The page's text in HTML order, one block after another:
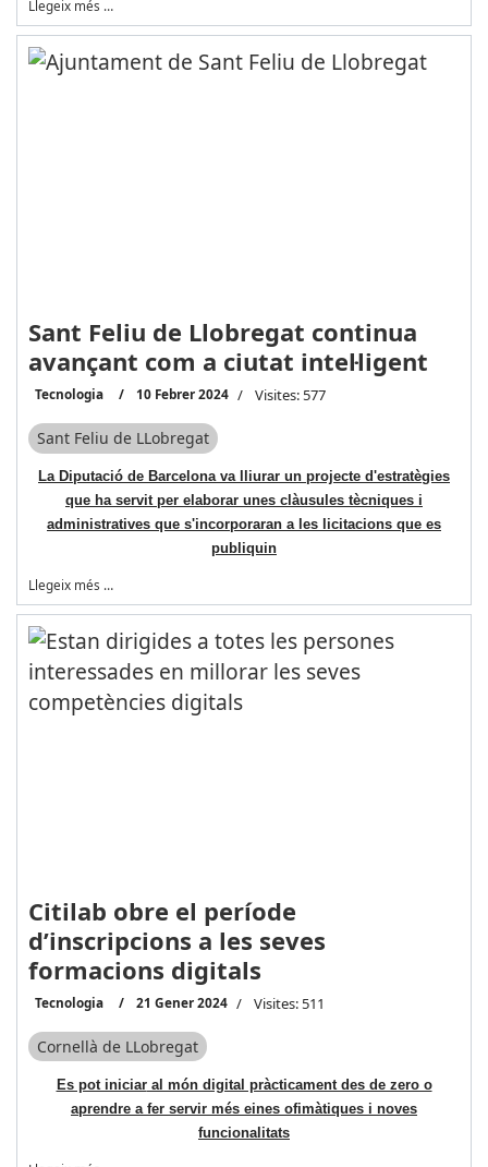
Llegeix més …
Sant Feliu de Llobregat continua
avançant com a ciutat intel·ligent
Tecnologia 10 Febrer 2024 Visites: 577
Sant Feliu de LLobregat
La Diputació de Barcelona va lliurar un projecte d'estratègies
que ha servit per elaborar unes clàusules tècniques i
administratives que s'incorporaran a les licitacions que es
publiquin
Llegeix més …
Citilab obre el període
d’inscripcions a les seves
formacions digitals
Tecnologia 21 Gener 2024 Visites: 511
Cornellà de LLobregat
Es pot iniciaral món digital pràcticament des de zero o
aprendre a fer servir més eines ofimàtiques i noves
funcionalitats